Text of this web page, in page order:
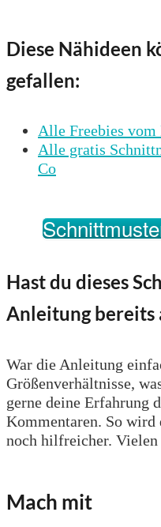
Diese Nähideen
gefallen:
Alle Freebies
Alle gratis
Co
Hast du dieses
Anleitung bereits
War die Anleitung
Größenverhältnisse,
gerne deine Erfahrung
Kommentaren. So wird
noch hilfreicher. Vielen
Mach mit